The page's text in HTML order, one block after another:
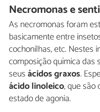
Necromonas e
As necromonas foram
basicamente entre
cochonilhas, etc. Nestes
composição química
seusácidos graxos.
ácido linoleico, que são
estado de agonia.